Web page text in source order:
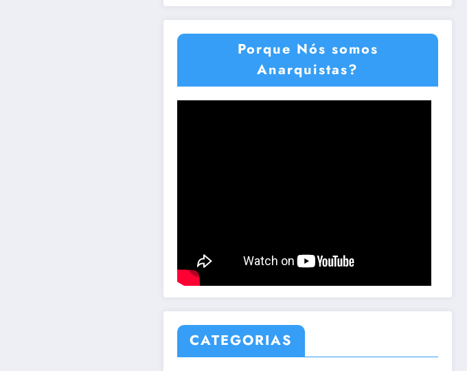
Porque Nós somos
Anarquistas?
CATEGORIAS